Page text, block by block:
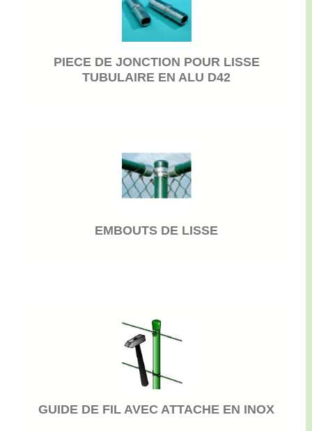
PIECE DE JONCTION POUR LISSE
TUBULAIRE EN ALU D42
EMBOUTS DE LISSE
GUIDE DE FIL AVEC ATTACHE EN INOX